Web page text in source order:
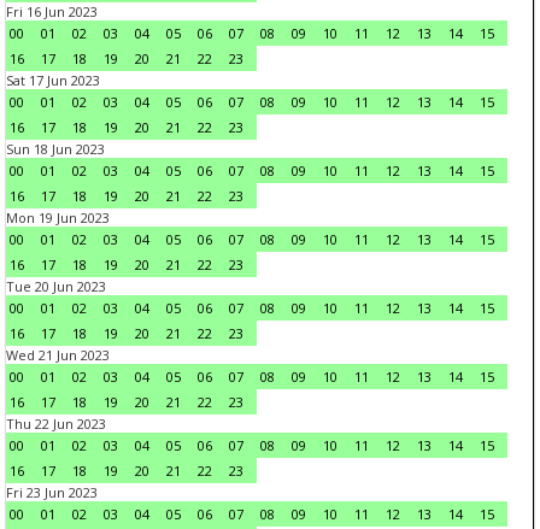
Fri 16 Jun 2023
00
01 02 03 04 05 06 07 08 09 10 11 12 13 14
15
16
17 18 19 20 21 22
23
Sat 17 Jun 2023
00
01 02 03 04 05 06 07 08 09 10 11 12 13 14
15
16
17 18 19 20 21 22
23
Sun 18 Jun 2023
00
01 02 03 04 05 06 07 08 09 10 11 12 13 14
15
16
17 18 19 20 21 22
23
Mon 19 Jun 2023
00
01 02 03 04 05 06 07 08 09 10 11 12 13 14
15
16
17 18 19 20 21 22
23
Tue 20 Jun 2023
00
01 02 03 04 05 06 07 08 09 10 11 12 13 14
15
16
17 18 19 20 21 22
23
Wed 21 Jun 2023
00
01 02 03 04 05 06 07 08 09 10 11 12 13 14
15
16
17 18 19 20 21 22
23
Thu 22 Jun 2023
00
01 02 03 04 05 06 07 08 09 10 11 12 13 14
15
16
17 18 19 20 21 22
23
Fri 23 Jun 2023
00
01 02 03 04 05 06 07 08 09 10 11 12 13 14
15